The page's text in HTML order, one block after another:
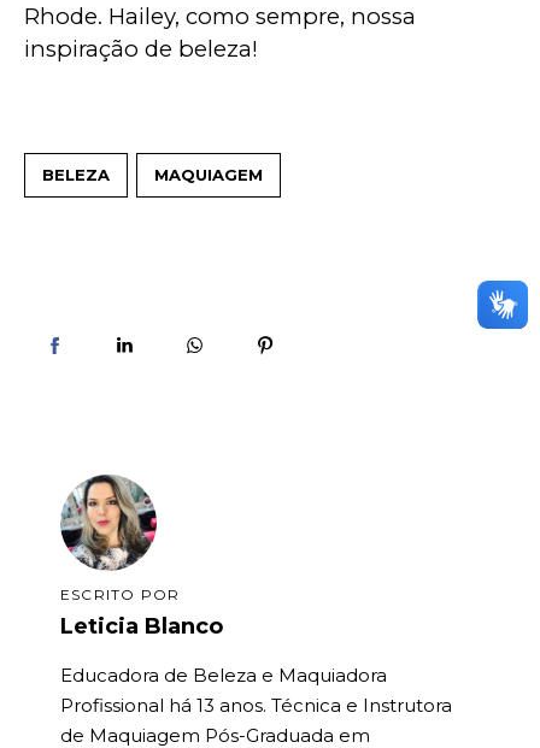
Rhode. Hailey, como sempre, nossa
inspiração de beleza!
BELEZA MAQUIAGEM
ESCRITO POR
Leticia Blanco
Educadora de Beleza e Maquiadora
Profissional há 13 anos. Técnica e Instrutora
de Maquiagem Pós-Graduada em